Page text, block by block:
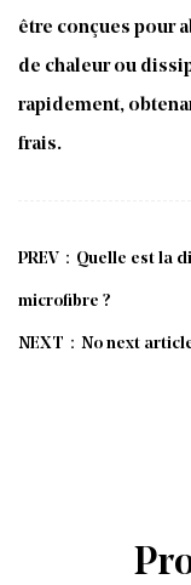
être conçues pour
de chaleur ou
rapidement,
frais.
PREV：Quelle est la
microfibre ?
NEXT：No next